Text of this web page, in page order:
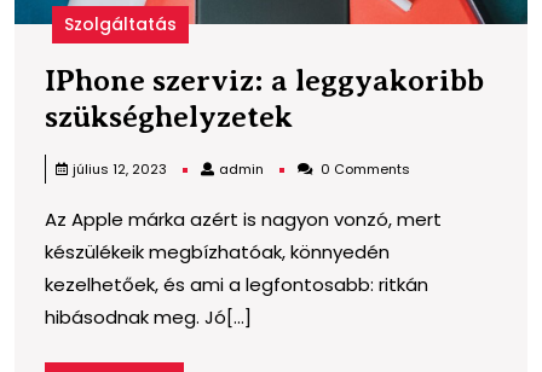
Szolgáltatás
IPhone szerviz: a leggyakoribb
szükséghelyzetek
leggyakoribb
szükséghelyzetek
július 12, 2023 admin admin 0 Comments
Az Apple márka azért is nagyon vonzó, mert
készülékeik megbízhatóak, könnyedén
kezelhetőek, és ami a legfontosabb: ritkán
hibásodnak meg. Jó[...]